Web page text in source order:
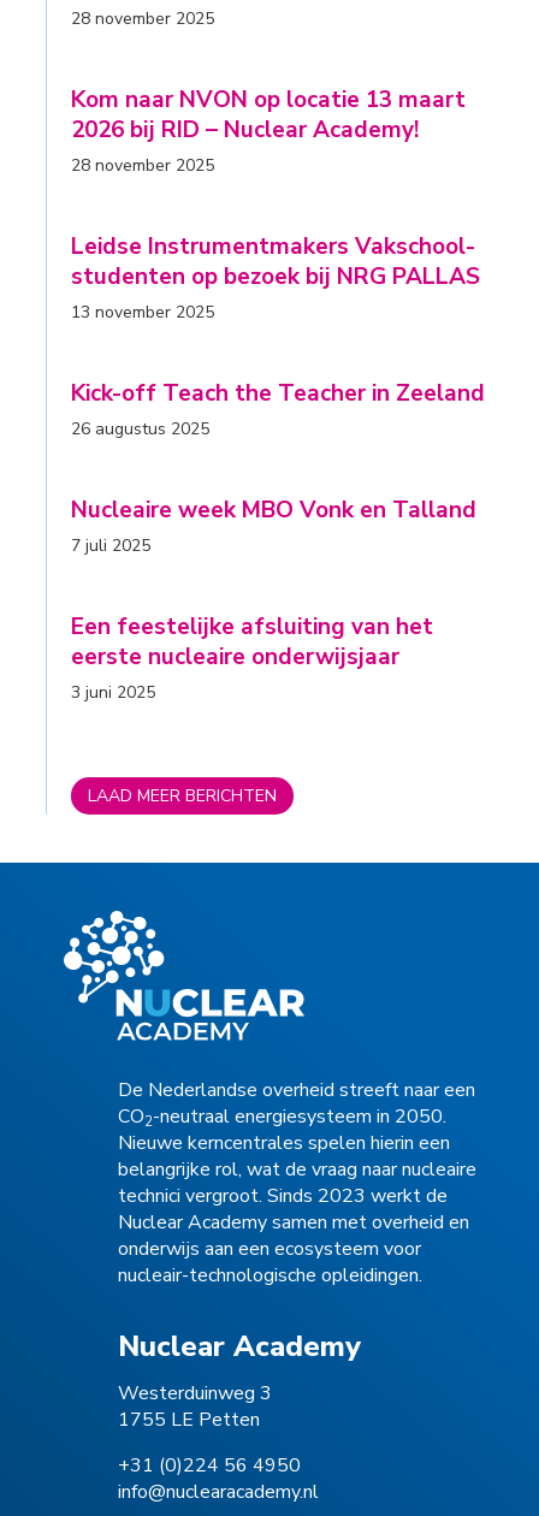
28 november 2025
Kom naar NVON op locatie 13 maart
2026 bij RID – Nuclear Academy!
28 november 2025
Leidse Instrumentmakers Vakschool-
studenten op bezoek bij NRG PALLAS
13 november 2025
Kick-off Teach the Teacher in Zeeland
26 augustus 2025
Nucleaire week MBO Vonk en Talland
7 juli 2025
Een feestelijke afsluiting van het
eerste nucleaire onderwijsjaar
3 juni 2025
LAAD MEER BERICHTEN
De Nederlandse overheid streeft naar een
CO2-neutraal energiesysteem in 2050.
Nieuwe kerncentrales spelen hierin een
belangrijke rol, wat de vraag naar nucleaire
technici vergroot. Sinds 2023 werkt de
Nuclear Academy samen met overheid en
onderwijs aan een ecosysteem voor
nucleair-technologische opleidingen.
Nuclear Academy
Westerduinweg 3
1755 LE Petten
+31 (0)224 56 4950
info@nuclearacademy.nl